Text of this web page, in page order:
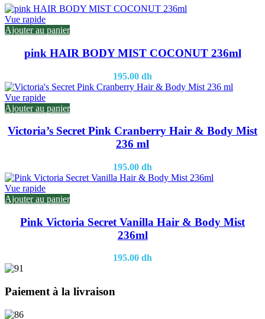
Vue rapide
Ajouter au panier
pink HAIR BODY MIST COCONUT 236ml
195.00 dh
Vue rapide
Ajouter au panier
Victoria’s Secret Pink Cranberry Hair & Body Mist
236 ml
195.00 dh
Vue rapide
Ajouter au panier
Pink Victoria Secret Vanilla Hair & Body Mist
236ml
195.00 dh
Paiement à la livraison